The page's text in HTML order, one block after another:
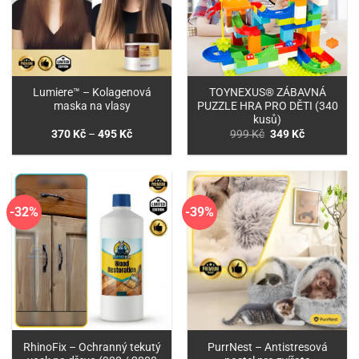
Lumiere™ – Kolagenová
maska na vlasy
370 Kč – 495 KčRozpětí
370 Kč
495 Kč
TOYNEXUS® ZÁBAVNÁ
PUZZLE HRA PRO DĚTI (340
kusů)
999Kč Původní
byla:
349 KčAktuální
je:
-32%
RhinoFix – Ochranný tekutý
-39%
PurrNest – Antistresová